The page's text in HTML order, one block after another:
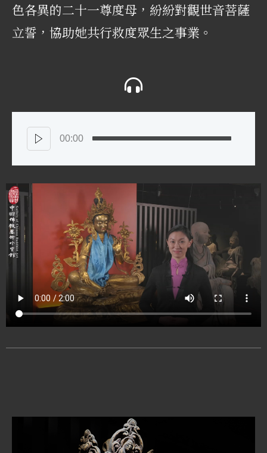
色各異的二十一尊度母，紛紛對觀世音菩薩
立誓，協助她共行救度眾生之事業。
00:00